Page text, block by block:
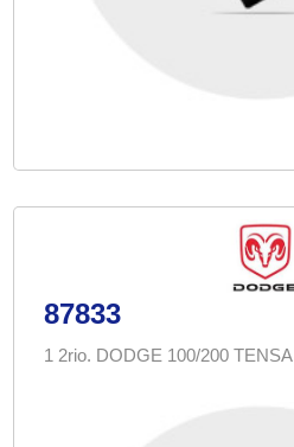
87833
1 2rio. DODGE 100/200 TENSA